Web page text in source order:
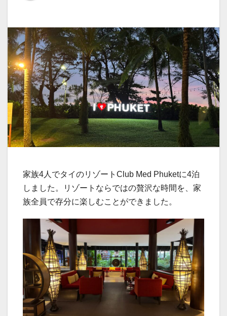
家族4人でタイのリゾートClub Med Phuketに4泊
しました。リゾートならではの贅沢な時間を、家
族全員で存分に楽しむことができました。